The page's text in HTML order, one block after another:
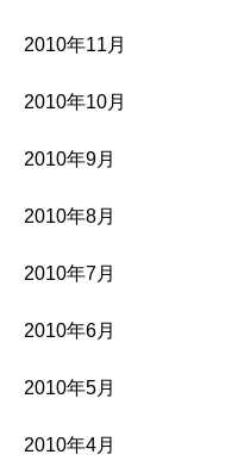
2010年11月
2010年10月
2010年9月
2010年8月
2010年7月
2010年6月
2010年5月
2010年4月